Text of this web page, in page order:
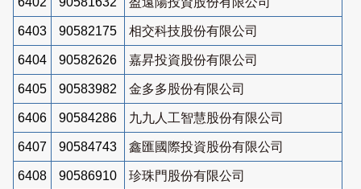
6403 90582175 相交科技股份有限公司
6404 90582626 嘉昇投資股份有限公司
6405 90583982 金多多股份有限公司
6406 90584286 九九人工智慧股份有限公司
6407 90584743 鑫匯國際投資股份有限公司
6408 90586910 珍珠門股份有限公司